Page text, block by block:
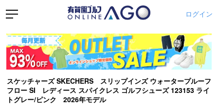
ログイン
スケッチャーズ SKECHERS スリップインズ ウォータープルーフ
フロー SI レディース スパイクレス ゴルフシューズ 123153 ライ
トグレー/ピンク 2026年モデル